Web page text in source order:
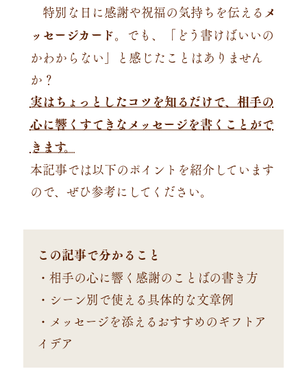
特別な日に感謝や祝福の気持ちを伝える メ
ッセージカード。でも、「どう書けばいいの
かわからない」と感じたことはありません
か？
実はちょっとしたコツを知るだけで、相手の
心に響くすてきなメッセージを書くことがで
きます。
本記事では以下のポイントを紹介しています
ので、ぜひ参考にしてください。
この記事で分かること
・相手の心に響く感謝のことばの書き方
・シーン別で使える具体的な文章例
・メッセージを添えるおすすめのギフトア
イデア